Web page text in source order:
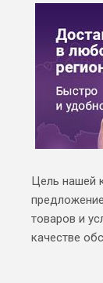
Цель нашей
товаров и
качестве